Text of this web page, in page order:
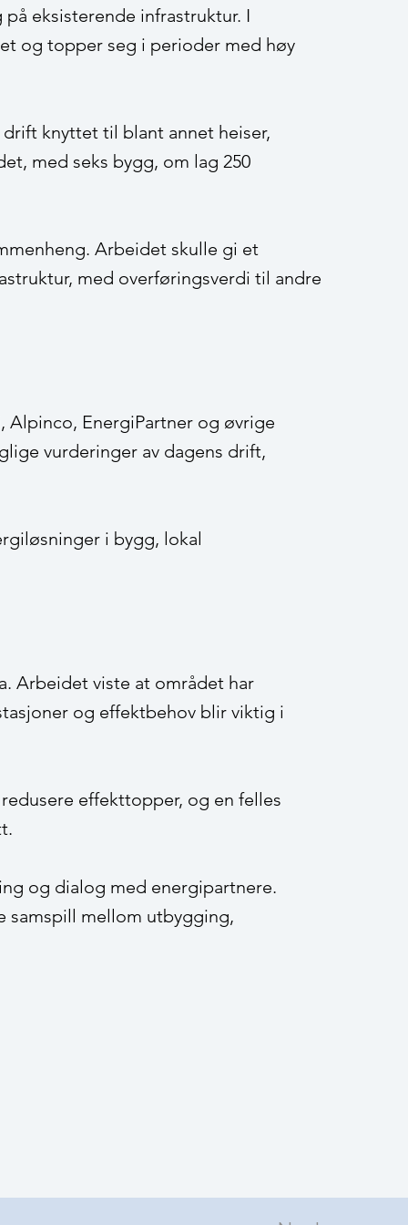
eksisterende infrastruktur. I
og topper seg i perioder med høy
knyttet til blant annet heiser,
med seks bygg, om lag 250
Arbeidet skulle gi et
med overføringsverdi til andre
EnergiPartner og øvrige
vurderinger av dagens drift,
i bygg, lokal
Arbeidet viste at området har
og effektbehov blir viktig i
effekttopper, og en felles
og dialog med energipartnere.
samspill mellom utbygging,